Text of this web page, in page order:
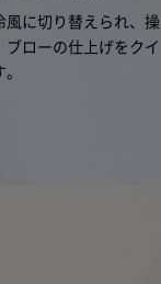
風に切り替えられ、操
ブローの仕上げをクイ